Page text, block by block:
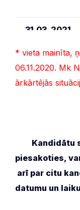
31.03. 2021.
* vieta mainīta,
06.11.2020. Mk
ārkārtējās
Kandidātu
piesakoties,
arī par citu
datumu un